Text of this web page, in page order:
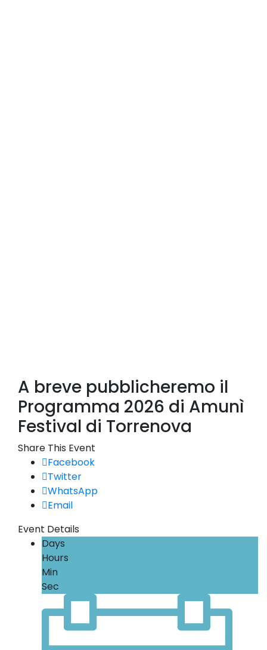
A breve pubblicheremo il
Programma 2026 di Amunì
Festival di Torrenova
Share This Event
Facebook
Twitter
WhatsApp
Email
Event Details
Days
Hours
Min
Sec